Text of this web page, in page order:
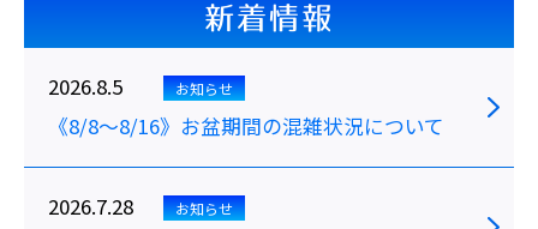
新着情報
2026.8.5 お知らせ
《8/8～8/16》お盆期間の混雑状況について
2026.7.28 お知らせ